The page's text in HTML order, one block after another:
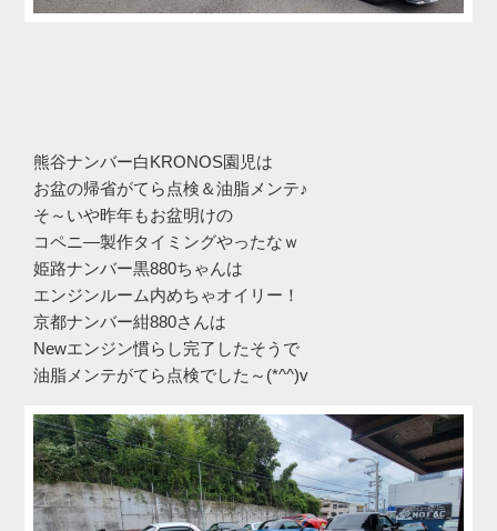
熊谷ナンバー白KRONOS園児は
お盆の帰省がてら点検＆油脂メンテ♪
そ～いや昨年もお盆明けの
コペニ―製作タイミングやったなｗ
姫路ナンバー黒880ちゃんは
エンジンルーム内めちゃオイリー！
京都ナンバー紺880さんは
Newエンジン慣らし完了したそうで
油脂メンテがてら点検でした～(*^^)v